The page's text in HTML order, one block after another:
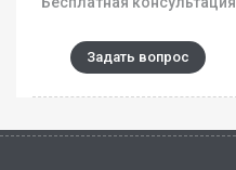
Задать вопрос